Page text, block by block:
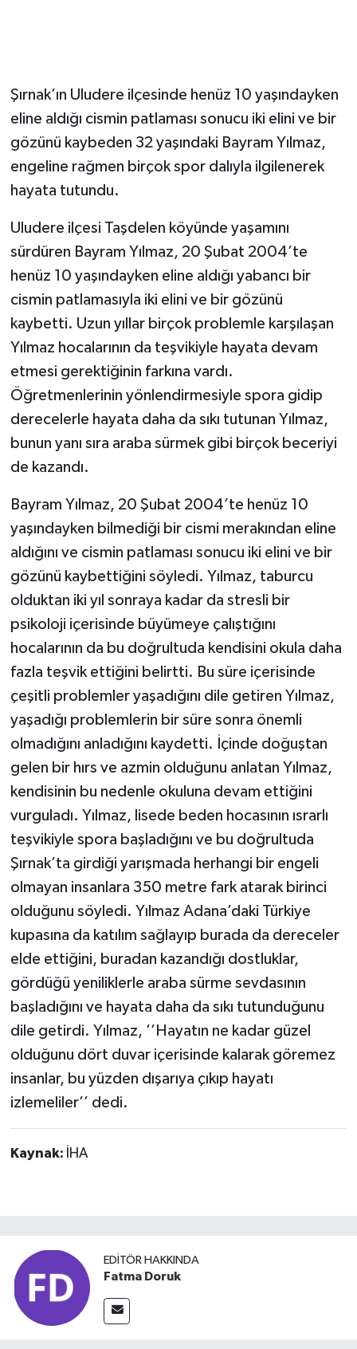
Şırnak’ın Uludere ilçesinde henüz 10 yaşındayken
eline aldığı cismin patlaması sonucu iki elini ve bir
gözünü kaybeden 32 yaşındaki Bayram Yılmaz,
engeline rağmen birçok spor dalıyla ilgilenerek
hayata tutundu.
Uludere ilçesi Taşdelen köyünde yaşamını
sürdüren Bayram Yılmaz, 20 Şubat 2004’te
henüz 10 yaşındayken eline aldığı yabancı bir
cismin patlamasıyla iki elini ve bir gözünü
kaybetti. Uzun yıllar birçok problemle karşılaşan
Yılmaz hocalarının da teşvikiyle hayata devam
etmesi gerektiğinin farkına vardı.
Öğretmenlerinin yönlendirmesiyle spora gidip
derecelerle hayata daha da sıkı tutunan Yılmaz,
bunun yanı sıra araba sürmek gibi birçok beceriyi
de kazandı.
Bayram Yılmaz, 20 Şubat 2004’te henüz 10
yaşındayken bilmediği bir cismi merakından eline
aldığını ve cismin patlaması sonucu iki elini ve bir
gözünü kaybettiğini söyledi. Yılmaz, taburcu
olduktan iki yıl sonraya kadar da stresli bir
psikoloji içerisinde büyümeye çalıştığını
hocalarının da bu doğrultuda kendisini okula daha
fazla teşvik ettiğini belirtti. Bu süre içerisinde
çeşitli problemler yaşadığını dile getiren Yılmaz,
yaşadığı problemlerin bir süre sonra önemli
olmadığını anladığını kaydetti. İçinde doğuştan
gelen bir hırs ve azmin olduğunu anlatan Yılmaz,
kendisinin bu nedenle okuluna devam ettiğini
vurguladı. Yılmaz, lisede beden hocasının ısrarlı
teşvikiyle spora başladığını ve bu doğrultuda
Şırnak’ta girdiği yarışmada herhangi bir engeli
olmayan insanlara 350 metre fark atarak birinci
olduğunu söyledi. Yılmaz Adana’daki Türkiye
kupasına da katılım sağlayıp burada da dereceler
elde ettiğini, buradan kazandığı dostluklar,
gördüğü yeniliklerle araba sürme sevdasının
başladığını ve hayata daha da sıkı tutunduğunu
dile getirdi. Yılmaz, ’’Hayatın ne kadar güzel
olduğunu dört duvar içerisinde kalarak göremez
insanlar, bu yüzden dışarıya çıkıp hayatı
izlemeliler’’ dedi.
Kaynak: İHA
EDITÖR HAKKINDA
Fatma Doruk